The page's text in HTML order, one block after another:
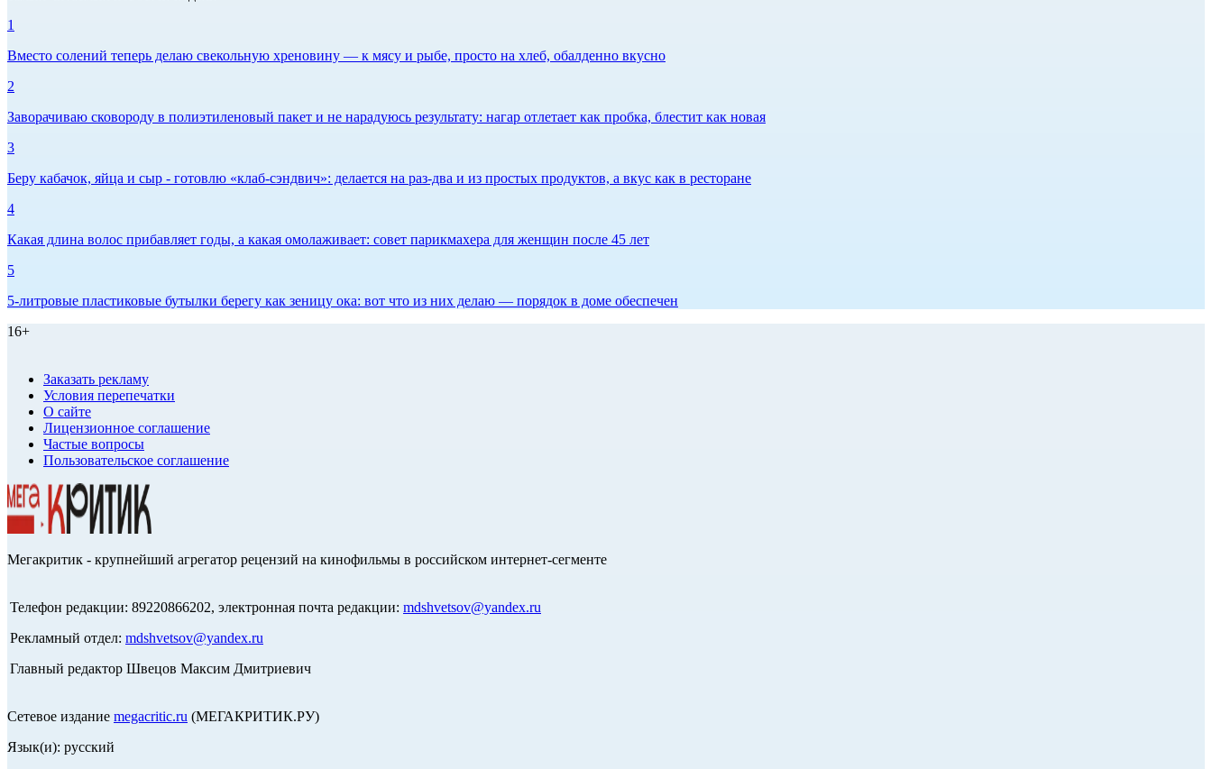
1
Вместо солений теперь делаю свекольную хреновину — к мясу и рыбе, просто на хлеб, обалденно вкусно
2
Заворачиваю сковороду в полиэтиленовый пакет и не нарадуюсь результату: нагар отлетает как пробка, блестит как новая
3
Беру кабачок, яйца и сыр - готовлю «клаб-сэндвич»: делается на раз-два и из простых продуктов, а вкус как в ресторане
4
Какая длина волос прибавляет годы, а какая омолаживает: совет парикмахера для женщин после 45 лет
5
5-литровые пластиковые бутылки берегу как зеницу ока: вот что из них делаю — порядок в доме обеспечен
16+
Заказать рекламу
Условия перепечатки
О сайте
Лицензионное соглашение
Частые вопросы
Пользовательское соглашение
Мегакритик - крупнейший агрегатор рецензий на кинофильмы в российском интернет-сегменте
Телефон редакции: 89220866202, электронная почта редакции: mdshvetsov@yandex.ru
Рекламный отдел: mdshvetsov@yandex.ru
Главный редактор Швецов Максим Дмитриевич
Сетевое издание megacritic.ru (МЕГАКРИТИК.РУ)
Язык(и): русский